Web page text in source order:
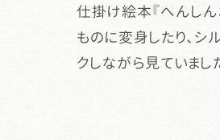
仕掛け絵本『へんしん
ものに変身したり、
クしながら見ていまし